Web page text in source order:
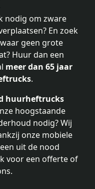
nodig om zware
En zoek
geen grote
Huur dan een
meer dan 65 jaar
.
huurheftrucks
hoogstaande
nodig? Wij
onze mobiele
uit de nood
voor een offerte of